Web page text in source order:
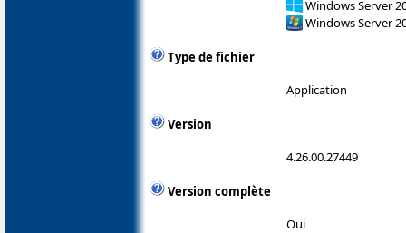
Windows Server
Windows Server
Type de fichier
Application
Version
4.26.00.27449
Version complète
Oui